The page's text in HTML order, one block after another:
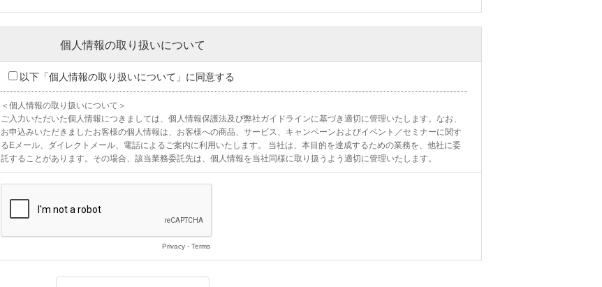
個人情報の取り扱いについて
以下「個人情報の取り扱いについて」に同意する
＜個人情報の取り扱いについて＞
ご入力いただいた個人情報につきましては、個人情報保護法及び弊社ガイドラインに基づき適切に管理いたします。なお、
お申込みいただきましたお客様の個人情報は、お客様への商品、サービス、キャンペーンおよびイベント／セミナーに関す
るEメール、ダイレクトメール、電話によるご案内に利用いたします。 当社は、本目的を達成するための業務を、他社に委
託することがあります。その場合、該当業務委託先は、個人情報を当社同様に取り扱うよう適切に管理いたします。
Privacy -Terms